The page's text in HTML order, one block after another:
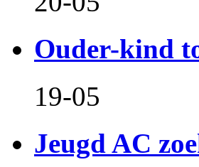
Ouder-kind
19-05
Jeugd AC